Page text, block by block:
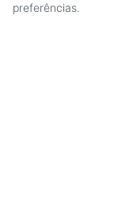
preferências.